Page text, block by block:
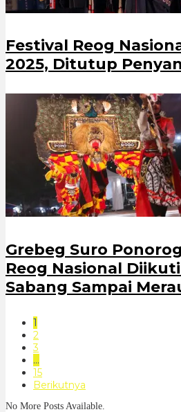
Festival Reog
2025, Ditutup
Grebeg Suro
Reog Nasional
Sabang Sampai
1
2
3
…
15
Berikutnya
No More Posts Available.